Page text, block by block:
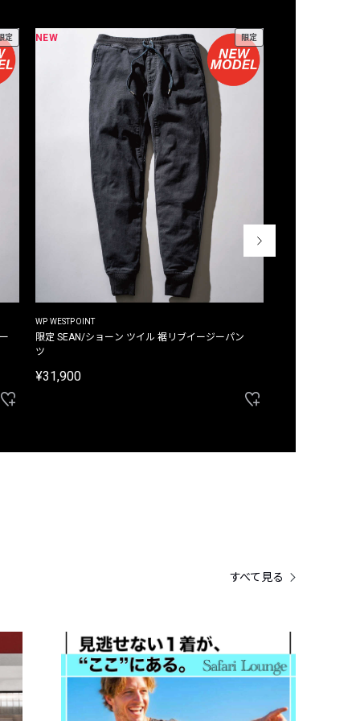
定 NEW 限定
WP WESTPOINT
限定 SEAN/ショーン ツイル 裾リブイージーパン
ツ
¥31,900
すべて見る